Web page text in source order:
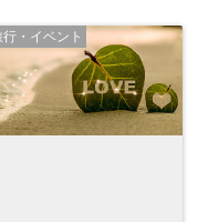
行・イベント